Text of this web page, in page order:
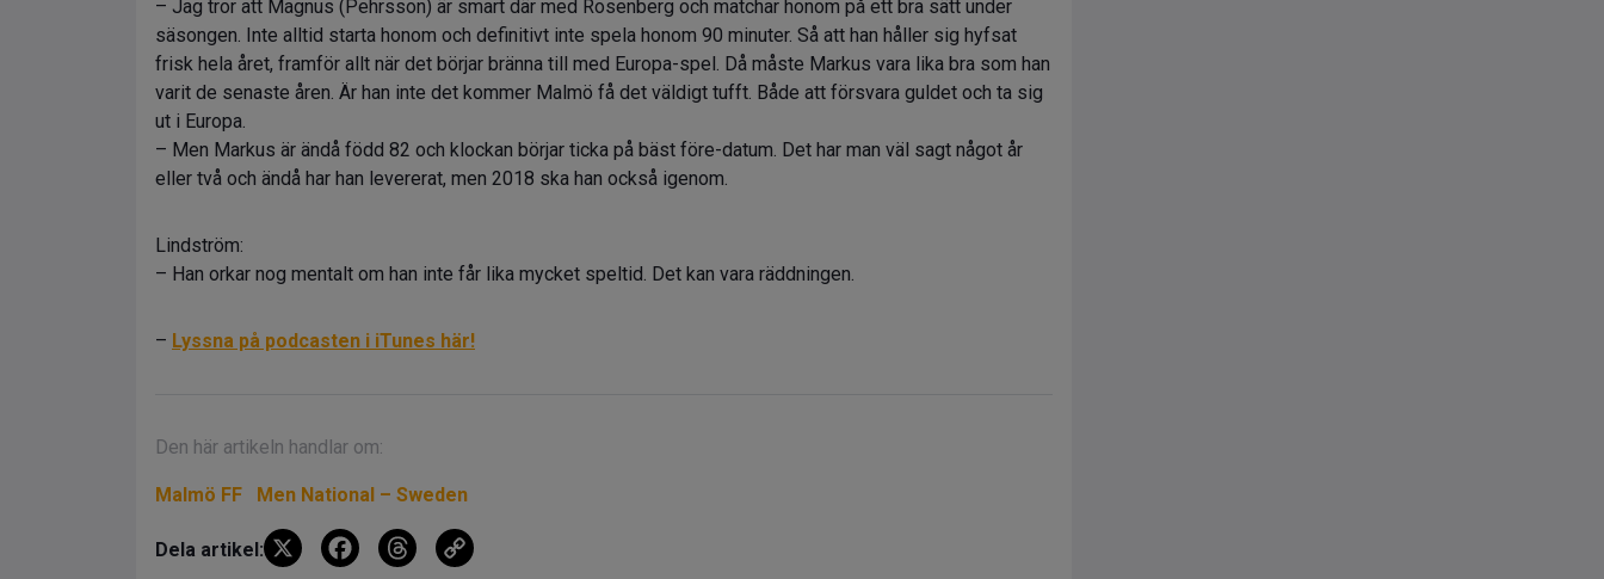
– Jag tror att Magnus (Pehrsson) är smart där med Rosenberg och matchar honom på ett bra sätt under
säsongen. Inte alltid starta honom och definitivt inte spela honom 90 minuter. Så att han håller sig hyfsat
frisk hela året, framför allt när det börjar bränna till med Europa-spel. Då måste Markus vara lika bra som han
varit de senaste åren. Är han inte det kommer Malmö få det väldigt tufft. Både att försvara guldet och ta sig
ut i Europa.
– Men Markus är ändå född 82 och klockan börjar ticka på bäst före-datum. Det har man väl sagt något år
eller två och ändå har han levererat, men 2018 ska han också igenom.
Lindström:
– Han orkar nog mentalt om han inte får lika mycket speltid. Det kan vara räddningen.
– Lyssna på podcasten i iTunes här!
Den här artikeln handlar om:
Malmö FF Men National – Sweden
Dela artikel: X
F
T